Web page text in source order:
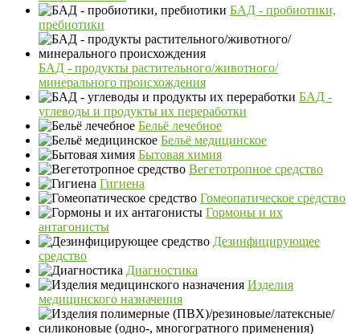
БАД - пробиотики,
пребиотики
БАД - продукты растительного/животного/
минерального происхождения
БАД -
углеводы и продукты их переработки
Бельё лечебное
Бельё медицинское
Бытовая химия
Вегетотропное средство
Гигиена
Гомеопатическое средство
Гормоны и их
антагонисты
Дезинфицирующее
средство
Диагностика
Изделия
медицинского назначения